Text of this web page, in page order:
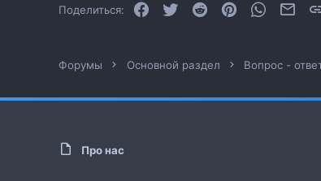
Поделиться: Facebook
Twitter Reddit PinterestWhatsApp
Форумы Основной раздел Вопрос -
Про нас